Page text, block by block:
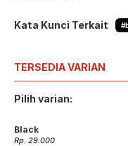
Kata Kunci Terkait
TERSEDIA VARIAN
Pilih varian:
Black
Rp. 29.000